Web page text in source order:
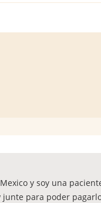
y soy una
para poder